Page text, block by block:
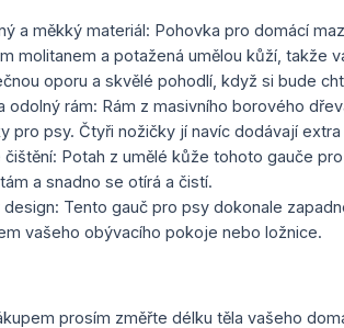
a měkký materiál: Pohovka pro domácí
molitanem a potažená umělou kůží, takže
oporu a skvělé pohodlí, když si bude
odolný rám: Rám z masivního borového
pro psy. Čtyři nožičky jí navíc dodávají extra
čištění: Potah z umělé kůže tohoto gauče
a snadno se otírá a čistí.
design: Tento gauč pro psy dokonale
vašeho obývacího pokoje nebo ložnice.
prosím změřte délku těla vašeho